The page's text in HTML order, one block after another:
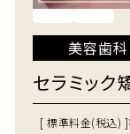
美容歯科
セラミック
[ 標準料金(税込) ]